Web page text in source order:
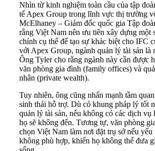
Nhìn từ kinh nghiệm toàn cầu của tập
tế Apex Group trong lĩnh vực thị trường
McElhaney – Giám đốc quốc gia Tập
rằng Việt Nam nên ưu tiên xây dựng một
chính cụ thể để tạo sự khác biệt cho IFC
với Apex Group, ngành quản lý tài sản là
Ông Tyler cho rằng ngành này cần được
văn phòng gia đình (family offices) và
nhân (private wealth).
Tuy nhiên, ông cũng nhấn mạnh tầm
sinh thái hỗ trợ. Dù có khung pháp lý tốt
quản lý tài sản, nếu không có các dịch vụ
họ sẽ không đến. Tương tự, văn phòng
chọn Việt Nam làm nơi đặt trụ sở nếu yếu
không phù hợp, khiến họ không thể đưa